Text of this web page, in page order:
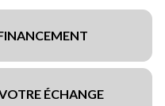
ÉCHANGE